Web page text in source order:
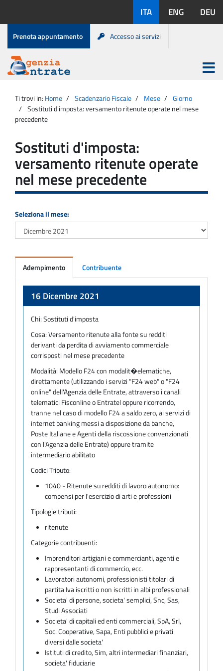
contenuto
disponibili:
ITA ENG DEU
Menu
di
servizio
Prenota appuntamento Accesso ai servizi
Agenzia
Entrate
Apri
menu
principale
Ti trovi in: Home Scadenzario Fiscale Mese
Giorno
Sostituti d'imposta: versamento ritenute operate nel mese
precedente
Sostituti d'imposta:
versamento ritenute operate
nel mese precedente
Seleziona il mese:
Adempimento Contribuente
16 Dicembre 2021
Chi:Sostituti d'imposta
Cosa:Versamento ritenute alla fonte su redditi
derivanti da perdita di avviamento commerciale
corrisposti nel mese precedente
Modalità: Modello F24 con modalit�elematiche,
direttamente (utilizzando i servizi "F24 web" o "F24
online" dell'Agenzia delle Entrate, attraverso i canali
telematici Fisconline o Entratel oppure ricorrendo,
tranne nel caso di modello F24 a saldo zero, ai servizi di
internet banking messi a disposizione da banche,
Poste Italiane e Agenti della riscossione convenzionati
con l'Agenzia delle Entrate) oppure tramite
intermediario abilitato
Codici Tributo:
1040 - Ritenute su redditi di lavoro autonomo:
compensi per l'esercizio di arti e professioni
Tipologie tributi:
ritenute
Categorie contribuenti:
Imprenditori artigiani e commercianti, agenti e
rappresentanti di commercio, ecc.
Lavoratori autonomi, professionisti titolari di
partita Iva iscritti o non iscritti in albi professionali
Societa' di persone, societa' semplici, Snc, Sas,
Studi Associati
Societa' di capitali ed enti commerciali, SpA, Srl,
Soc. Cooperative, Sapa, Enti pubblici e privati
diversi dalle societa'
Istituti di credito, Sim, altri intermediari finanziari,
societa' fiduciarie